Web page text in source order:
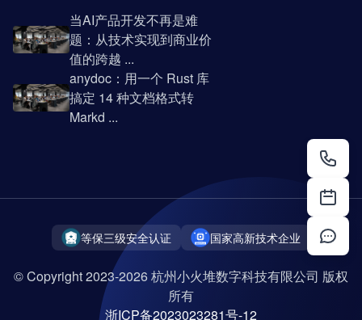
当AI产品开发不再是难
题：从技术实现到商业价
值的跨越 ...
anydoc：用一个 Rust 库
搞定 14 种文档格式转
Markd ...
等保三级安全认证 国家高新技术企业
© Copyright 2023-2026 杭州小火堆数字科技有限公司 版权
所有
浙ICP备2023023281号-12